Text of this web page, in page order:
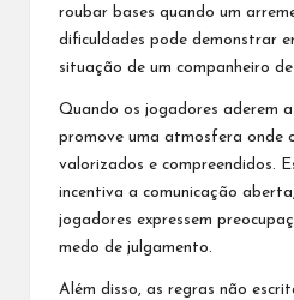
roubar bases quando um
dificuldades pode demonstrar
situação de um companheiro de
Quando os jogadores aderem a
promove uma atmosfera onde
valorizados e compreendidos.
incentiva a comunicação
jogadores expressem
medo de julgamento.
Além disso, as regras não